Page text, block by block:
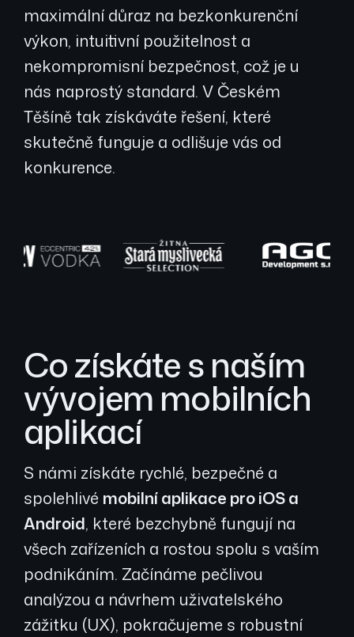
maximální důraz na bezkonkurenční
výkon, intuitivní použitelnost a
nekompromisní bezpečnost, což je u
nás naprostý standard. V Českém
Těšíně tak získáváte řešení, které
skutečně funguje a odlišuje vás od
konkurence.
Co získáte s naším
vývojem mobilních
aplikací
S námi získáte rychlé, bezpečné a
spolehlivé mobilní aplikace pro iOS a
Android, které bezchybně fungují na
všech zařízeních a rostou spolu s vaším
podnikáním. Začínáme pečlivou
analýzou a návrhem uživatelského
zážitku (UX), pokračujeme s robustní